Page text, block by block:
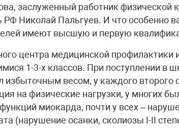
заслуженный работник физической
РФ Николай Пальгуев. И что особенно
имеют высшую и первую
центра медицинской профилактики
1-3-х классов. При поступлении в
избыточным весом, у каждого второго
на физические нагрузки, у многих
миокарда, почти у всех –
(нарушение осанки, сколиозы I-II